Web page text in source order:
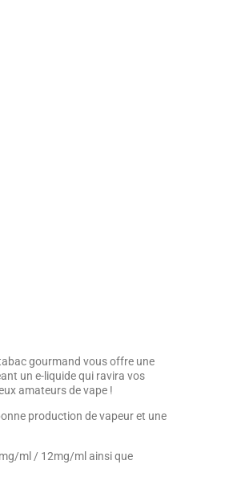
gourmand vous offre une
un e-liquide qui ravira vos
amateurs de vape !
production de vapeur et une
ml / 12mg/ml ainsi que